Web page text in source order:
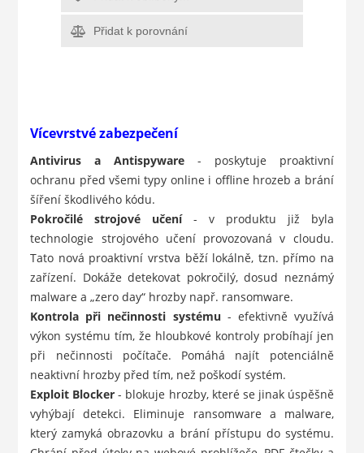
Přidat k porovnání
Vícevrstvé zabezpečení
Antivirus a Antispyware - poskytuje proaktivní
ochranu před všemi typy online i offline hrozeb a brání
šíření škodlivého kódu.
Pokročilé strojové učení- v produktu již byla
technologie strojového učení provozovaná v cloudu.
Tato nová proaktivní vrstva běží lokálně, tzn. přímo na
zařízení. Dokáže detekovat pokročilý, dosud neznámý
malware a „zero day“ hrozby např. ransomware.
Kontrola při nečinnosti systému - efektivně využívá
výkon systému tím, že hloubkové kontroly probíhají jen
při nečinnosti počítače. Pomáhá najít potenciálně
neaktivní hrozby před tím, než poškodí systém.
Exploit Blocker - blokuje hrozby, které se jinak úspěšně
vyhýbají detekci. Eliminuje ransomware a malware,
který zamyká obrazovku a brání přístupu do systému.